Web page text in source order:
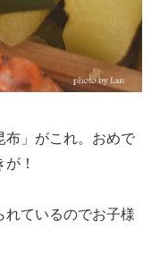
布」がこれ。おめで
！
れているのでお子様